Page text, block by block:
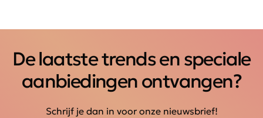
De laatste trends en speciale
aanbiedingen ontvangen?
Schrijf je dan in voor onze nieuwsbrief!